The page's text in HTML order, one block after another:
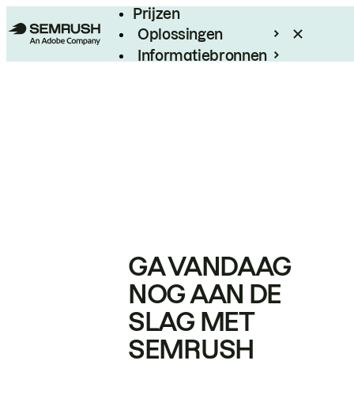
Prijzen
Oplossingen
Informatiebronnen
GA VANDAAG
NOG AAN DE
SLAG MET
SEMRUSH